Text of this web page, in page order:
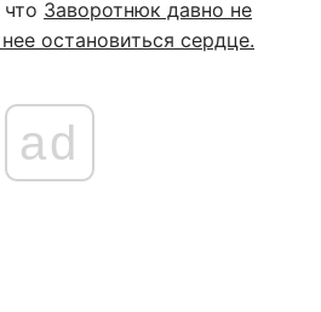
Заворотнюк давно не
остановиться сердце.
ad